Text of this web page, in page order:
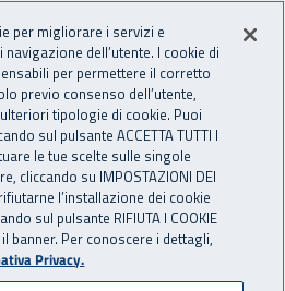
Nazionale
E
Apri cerca
principale
tecnologica
Ambiti di ricerca
lavoratori vulnerabili
Rischio
per migliorare i servizi e
dell’utente. I cookie di
per permettere il corretto
previo consenso dell’utente,
tipologie di cookie. Puoi
sul pulsante ACCETTA TUTTI I
le tue scelte sulle singole
cliccando su IMPOSTAZIONI DEI
l’installazione dei cookie
sul pulsante RIFIUTA I COOKIE
banner. Per conoscere i dettagli,
Privacy.